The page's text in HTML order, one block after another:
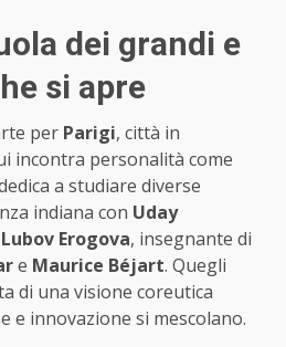
dei grandi e
si apre
per Parigi, città in
incontra personalità come
a studiare diverse
indiana con Uday
Lubov Erogova, insegnante di
e Maurice Béjart. Quegli
di una visione coreutica
e innovazione si mescolano.